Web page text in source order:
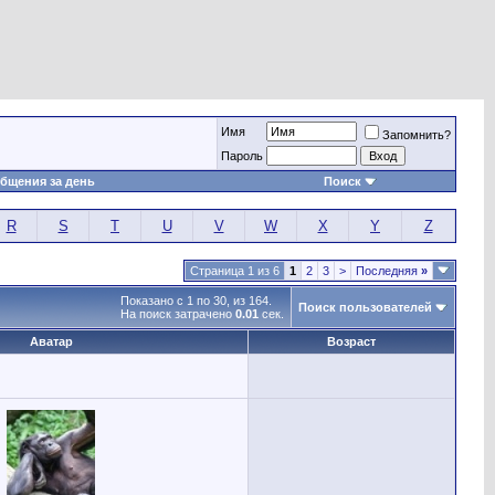
Имя
Запомнить?
Пароль
за день
Поиск
R S T U V W X Y Z
Страница 1 из 6 1 2 3 > Последняя »
Показано с 1 по 30, из 164.
На поиск затрачено 0.01 сек. Поиск пользователей
Аватар Возраст